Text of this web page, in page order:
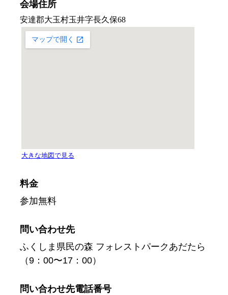
会場住所
料金
参加無料
問い合わせ先
ふくしま県民の森 フォレストパークあだたら
（9：00〜17：00）
問い合わせ先電話番号